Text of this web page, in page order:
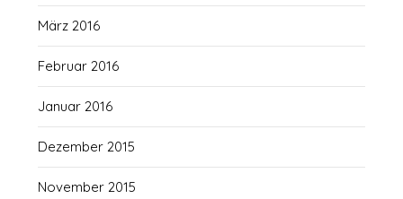
März 2016
Februar 2016
Januar 2016
Dezember 2015
November 2015